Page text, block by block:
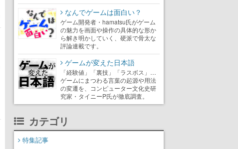
なんでゲームは面白い？
ゲーム開発者・hamatsu氏がゲーム
の魅力を画面や操作の具体的な形か
ら解き明かしていく、硬派で骨太な
評論連載です。
ゲームが変えた日本語
「経験値」「裏技」「ラスボス」…
ゲームにまつわる言葉の起源や用法
の変遷を、コンピューター文化史研
究家・タイニーP氏が徹底調査。
カテゴリ
特集記事